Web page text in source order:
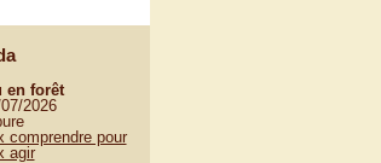
en forêt
2026
comprendre pour
agir